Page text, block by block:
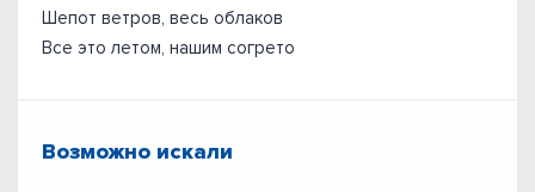
Шепот ветров, весь облаков
Все это летом, нашим согрето
Возможно искали